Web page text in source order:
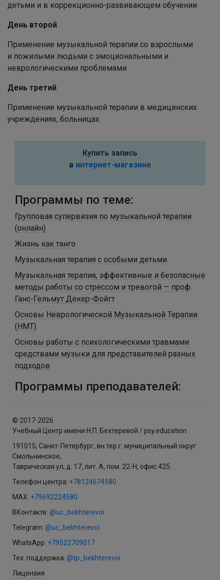
детьми и в коррекционно-развивающем обучении
День второй
Применение музыкальной терапии со взрослыми
и пожилыми людьми с эмоциональными и
неврологическими проблемами
День третий
Применение музыкальной терапии в медицинских
учреждениях, больницах.
Купить запись
в интернет-магазине
Программы по теме:
Групповая супервизия по музыкальной терапии
(онлайн)
Жизнь как танго
Музыкальная терапия с особыми детьми
Музыкальная терапия, эффективные и безопасные
методы работы со стрессом и тревогой — проф.
Ганс-Гельмут Декер-Фойгт
Основы Неврологической Музыкальной Терапии
(НМТ)
Основы работы с психологическими травмами
средствами музыки для представителей разных
подходов
Программы преподавателей:
© 2017-2026
Учебный Центр имени Н.П. Бехтеревой / psy.education
191015, Санкт-Петербург, вн.тер.г. муниципальный округ
Смольнинское,
Таврическая ул, д. 17, лит. А, пом. 22-Н, офис 425.
Телефон центра: +78124674580
MAX: +79692224580
ВКонтакте: @uc_bekhterevoi
Telegram: @uc_bekhterevoi
WhatsApp: +79522709017
Тех. поддержка: @tp_bekhterevoi
Лицензия